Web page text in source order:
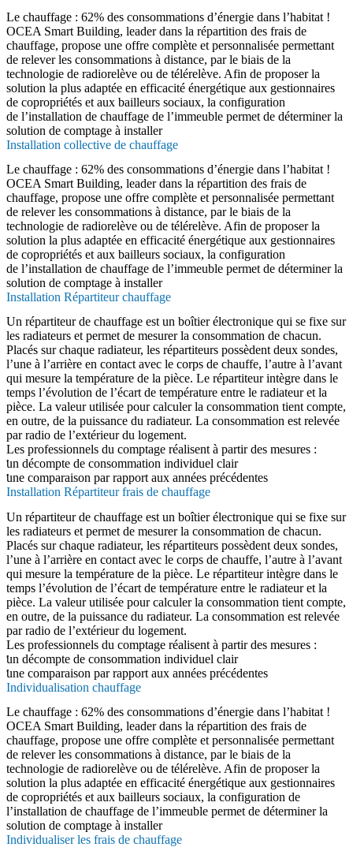
Le chauffage : 62% des consommations d’énergie dans l’habitat !
OCEA Smart Building, leader dans la répartition des frais de
chauffage, propose une offre complète et personnalisée permettant
de relever les consommations à distance, par le biais de la
technologie de radiorelève ou de télérelève. Afin de proposer la
solution la plus adaptée en efficacité énergétique aux gestionnaires
de copropriétés et aux bailleurs sociaux, la configuration
de l’installation de chauffage de l’immeuble permet de déterminer la
solution de comptage à installer
Installation collective de chauffage
Le chauffage : 62% des consommations d’énergie dans l’habitat !
OCEA Smart Building, leader dans la répartition des frais de
chauffage, propose une offre complète et personnalisée permettant
de relever les consommations à distance, par le biais de la
technologie de radiorelève ou de télérelève. Afin de proposer la
solution la plus adaptée en efficacité énergétique aux gestionnaires
de copropriétés et aux bailleurs sociaux, la configuration
de l’installation de chauffage de l’immeuble permet de déterminer la
solution de comptage à installer
Installation Répartiteur chauffage
Un répartiteur de chauffage est un boîtier électronique qui se fixe sur
les radiateurs et permet de mesurer la consommation de chacun.
Placés sur chaque radiateur, les répartiteurs possèdent deux sondes,
l’une à l’arrière en contact avec le corps de chauffe, l’autre à l’avant
qui mesure la température de la pièce. Le répartiteur intègre dans le
temps l’évolution de l’écart de température entre le radiateur et la
pièce. La valeur utilisée pour calculer la consommation tient compte,
en outre, de la puissance du radiateur. La consommation est relevée
par radio de l’extérieur du logement.
Les professionnels du comptage réalisent à partir des mesures :
un décompte de consommation individuel clair
une comparaison par rapport aux années précédentes
Installation Répartiteur frais de chauffage
Un répartiteur de chauffage est un boîtier électronique qui se fixe sur
les radiateurs et permet de mesurer la consommation de chacun.
Placés sur chaque radiateur, les répartiteurs possèdent deux sondes,
l’une à l’arrière en contact avec le corps de chauffe, l’autre à l’avant
qui mesure la température de la pièce. Le répartiteur intègre dans le
temps l’évolution de l’écart de température entre le radiateur et la
pièce. La valeur utilisée pour calculer la consommation tient compte,
en outre, de la puissance du radiateur. La consommation est relevée
par radio de l’extérieur du logement.
Les professionnels du comptage réalisent à partir des mesures :
un décompte de consommation individuel clair
une comparaison par rapport aux années précédentes
Individualisation chauffage
Le chauffage : 62% des consommations d’énergie dans l’habitat !
OCEA Smart Building, leader dans la répartition des frais de
chauffage, propose une offre complète et personnalisée permettant
de relever les consommations à distance, par le biais de la
technologie de radiorelève ou de télérelève. Afin de proposer la
solution la plus adaptée en efficacité énergétique aux gestionnaires
de copropriétés et aux bailleurs sociaux, la configuration de
l’installation de chauffage de l’immeuble permet de déterminer la
solution de comptage à installer
Individualiser les frais de chauffage